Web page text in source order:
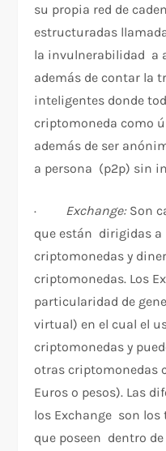
su propia red de
estructuradas
la invulnerabilidad a
además de contar la
inteligentes donde
criptomoneda como
además de ser
a persona (p2p) sin
· Exchange:Son
que están dirigidas
criptomonedas y
criptomonedas. Los
particularidad de
virtual) en el cual el
criptomonedas y
otras criptomonedas
Euros o pesos). Las
los Exchange son
que poseen dentro